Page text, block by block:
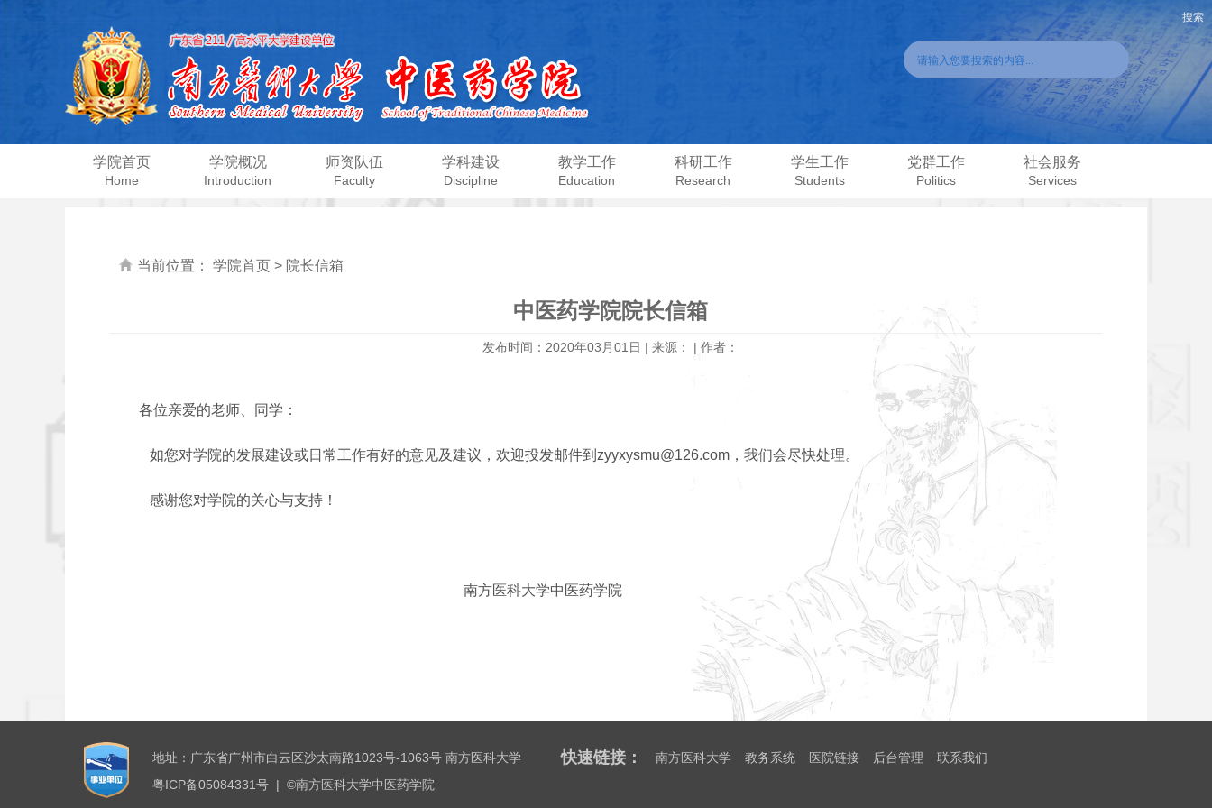
学院首页
Home
学院概况
Introduction
师资队伍
Faculty
学科建设
Discipline
教学工作
Education
科研工作
Research
学生工作
Students
党群工作
Politics
社会服务
Services
当前位置： 学院首页 > 院长信箱
中医药学院院长信箱
发布时间：2020年03月01日 | 来源： | 作者：
各位亲爱的老师、同学：
如您对学院的发展建设或日常工作有好的意见及建议，欢迎投发邮件到zyyxysmu@126.com，我们会尽快处理。
感谢您对学院的关心与支持！
南方医科大学中医药学院
地址：广东省广州市白云区沙太南路1023号-1063号 南方医科大学
粤ICP备05084331号 | ©南方医科大学中医药学院
快速链接： 南方医科大学 教务系统 医院链接 后台管理 联系我们